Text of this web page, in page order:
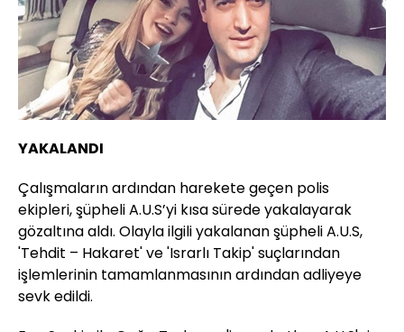
YAKALANDI
Çalışmaların ardından harekete geçen polis
ekipleri, şüpheli A.U.S’yi kısa sürede yakalayarak
gözaltına aldı. Olayla ilgili yakalanan şüpheli A.U.S,
'Tehdit – Hakaret' ve 'Israrlı Takip' suçlarından
işlemlerinin tamamlanmasının ardından adliyeye
sevk edildi.